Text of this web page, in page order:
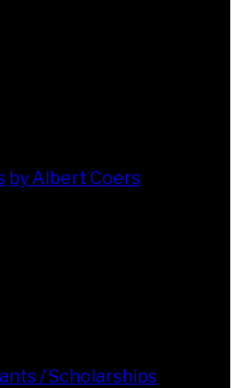
by Albert Coers
/ Scholarships